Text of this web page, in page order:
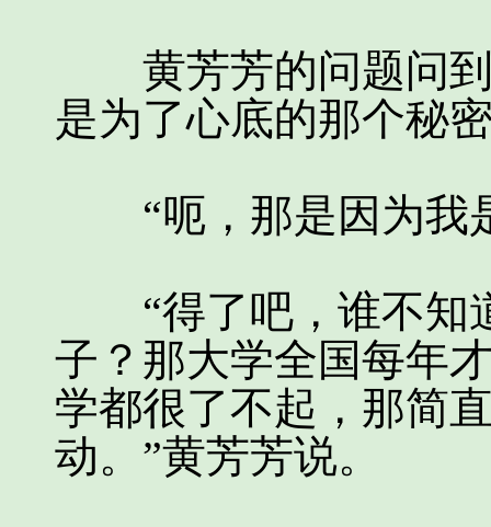
黄芳芳的问题问到
是为了心底的那个秘
“呃，那是因为我
“得了吧，谁不知
子？那大学全国每年
学都很了不起，那简
动。”黄芳芳说。